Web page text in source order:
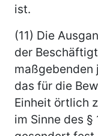
ist.
(11) Die
der
maßgebenden
das für die
Einheit örtlich
im Sinne des §